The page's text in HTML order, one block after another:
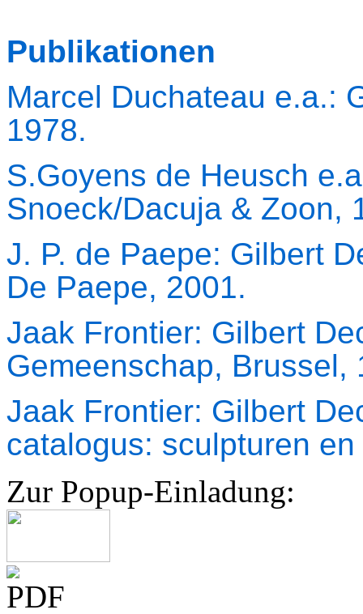
Publikationen
Marcel Duchateau e.a.:
1978.
S.Goyens de Heusch
Snoeck/Dacuja & Zoon,
J. P. de Paepe: Gilbert
De Paepe, 2001.
Jaak Frontier: Gilbert
Gemeenschap, Brussel,
Jaak Frontier: Gilbert
catalogus: sculpturen
Zur Popup-Einladung: